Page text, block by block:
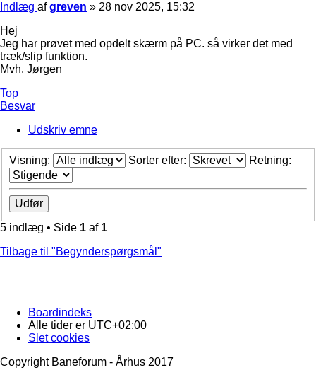
Indlæg afgreven » 28 nov 2025, 15:32
Hej
Jeg har prøvet med opdelt skærm på PC. så virker det med
træk/slip funktion.
Mvh. Jørgen
Top
Besvar
Udskriv emne
Visning: Sorter efter: Retning:
5 indlæg • Side 1 af 1
Tilbage til "Begynderspørgsmål"
Boardindeks
Alle tider er UTC+02:00
Slet cookies
Copyright Baneforum - Århus 2017